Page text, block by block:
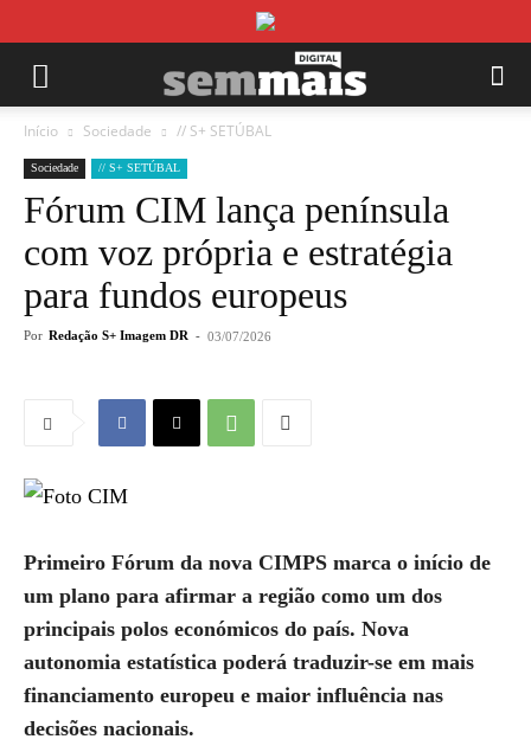
Início Sociedade // S+ SETÚBAL
Sociedade // S+ SETÚBAL
Fórum CIM lança península
com voz própria e estratégia
para fundos europeus
Por Redação S+ Imagem DR - 03/07/2026
Primeiro Fórum da nova CIMPS marca o início de
um plano para afirmar a região como um dos
principais polos económicos do país. Nova
autonomia estatística poderá traduzir-se em mais
financiamento europeu e maior influência nas
decisões nacionais.